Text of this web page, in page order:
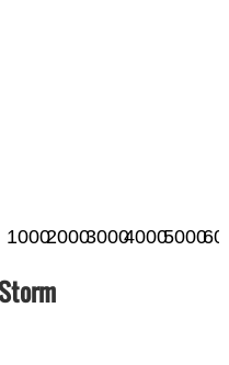
10002000300040005000